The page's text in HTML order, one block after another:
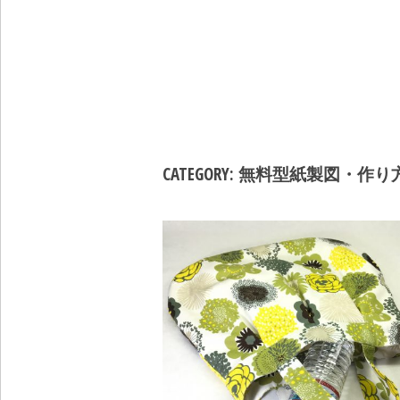
CATEGORY: 無料型紙製図・作り